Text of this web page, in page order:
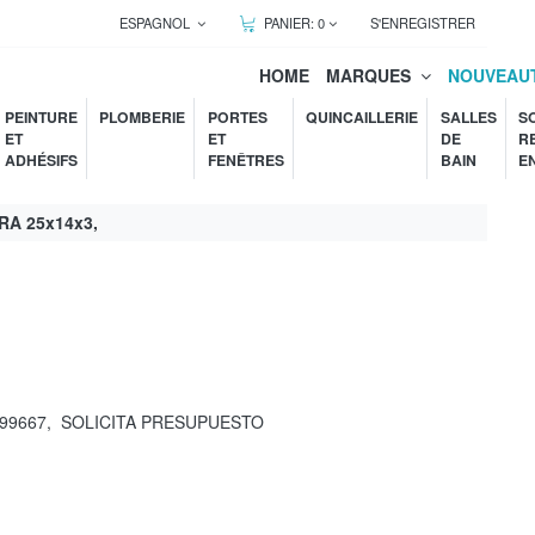
ESPAGNOL PANIER:0 S'ENREGISTRER
HOME MARQUES
PEINTURE
ET
ADHÉSIFS
PLOMBERIE
PORTES
ET
FENÊTRES
QUINCAILLERIE
SALLES
DE
BAIN
25x14x3,
, SOLICITA PRESUPUESTO